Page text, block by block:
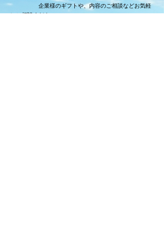
企業様のギフトや、内容のご相談などお気軽
にご相談ください。